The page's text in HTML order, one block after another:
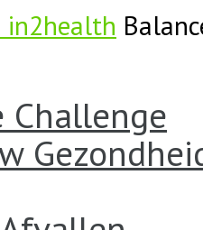
in2health
Challenge